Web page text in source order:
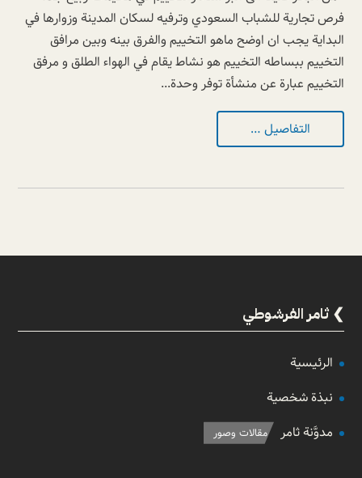
فرص تجارية للشباب السعودي وترفيه لسكان المدينة وزوارها في
البداية يجب ان اوضح ماهو التخييم والفرق بينه وبين مرافق
التخييم ببساطه التخييم هو نشاط يقام في الهواء الطلق و مرفق
التخييم عبارة عن منشأة توفر وحدة...
التفاصيل …
ثامر الفرشوطي
الرئيسية
نبذة شخصية
مدوَّنة ثامر
مقالات وصور